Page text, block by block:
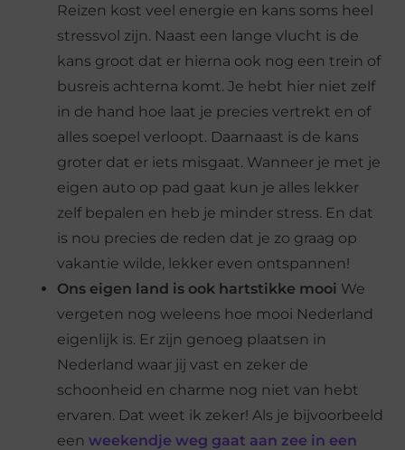
Reizen kost veel energie en kans soms heel
stressvol zijn. Naast een lange vlucht is de
kans groot dat er hierna ook nog een trein of
busreis achterna komt. Je hebt hier niet zelf
in de hand hoe laat je precies vertrekt en of
alles soepel verloopt. Daarnaast is de kans
groter dat er iets misgaat. Wanneer je met je
eigen auto op pad gaat kun je alles lekker
zelf bepalen en heb je minder stress. En dat
is nou precies de reden dat je zo graag op
vakantie wilde, lekker even ontspannen!
Ons eigen land is ook hartstikke mooi We
vergeten nog weleens hoe mooi Nederland
eigenlijk is. Er zijn genoeg plaatsen in
Nederland waar jij vast en zeker de
schoonheid en charme nog niet van hebt
ervaren. Dat weet ik zeker! Als je bijvoorbeeld
eenweekendje weg gaat aan zee in een